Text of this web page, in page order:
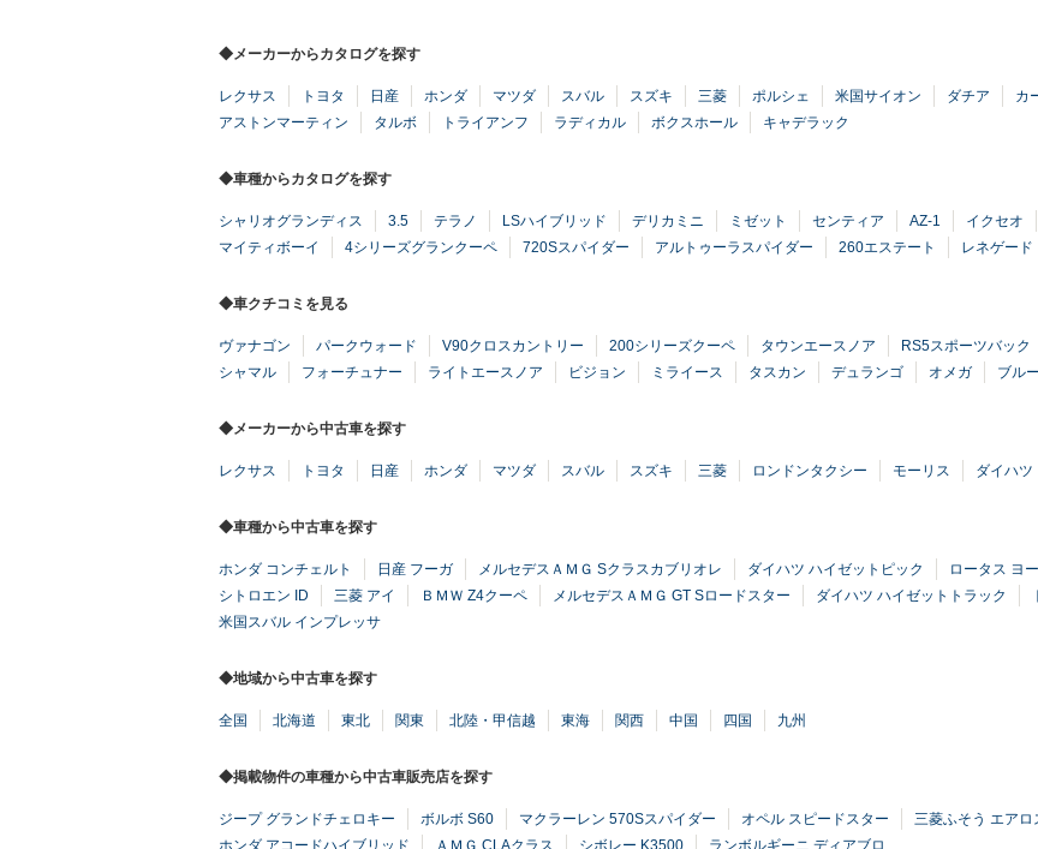
◆メーカーからカタログを探す
レクサス トヨタ 日産 ホンダ マツダ スバル スズキ 三菱 ポルシェ 米国サイオン ダチア カ
アストンマーティン
タルボ トライアンフ ラディカル ボクスホール キャデラック
◆車種からカタログを探す
シャリオグランディス 3.5 テラノ LSハイブリッド デリカミニ ミゼット センティア AZ-1 イクセオ
マイティボーイ
4シリーズグランクーペ 720Sスパイダー アルトゥーラスパイダー 260エステート レネゲード
◆車クチコミを見る
ヴァナゴン パークウォード V90クロスカントリー 200シリーズクーペ タウンエースノア RS5スポーツバック
シャマル
フォーチュナー ライトエースノア ビジョン ミライース タスカン デュランゴ オメガ ブル
◆メーカーから中古車を探す
レクサス トヨタ 日産 ホンダ マツダ スバル スズキ 三菱 ロンドンタクシー モーリス ダイハツ
◆車種から中古車を探す
ホンダ コンチェルト 日産 フーガ メルセデスＡＭＧ Sクラスカブリオレ ダイハツ ハイゼットピック ロータス ヨ
シトロエン ID
三菱 アイ ＢＭＷ Z4クーペ メルセデスＡＭＧ GT Sロードスター ダイハツ ハイゼットトラック
米国スバル インプレッサ
◆地域から中古車を探す
全国 北海道 東北 関東 北陸・甲信越 東海 関西 中国 四国 九州
◆掲載物件の車種から中古車販売店を探す
ジープ グランドチェロキー ボルボ S60 マクラーレン 570Sスパイダー オペル スピードスター 三菱ふそう エアロ
ホンダ アコードハイブリッド
ＡＭＧ CLAクラス シボレー K3500 ランボルギーニ ディアブロ